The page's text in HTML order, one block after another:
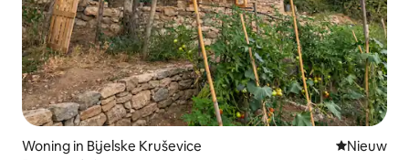
Woning in Bijelske Kruševice Nieuwe
Nieuw